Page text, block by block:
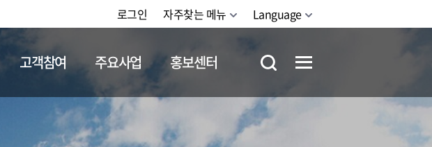
로그인 자주찾는 메뉴 Language
채용정보
고객참여 주요사업 홍보센터